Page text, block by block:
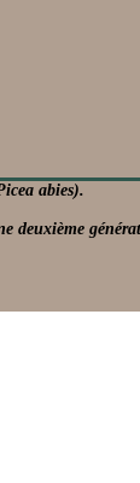
abies).
deuxième